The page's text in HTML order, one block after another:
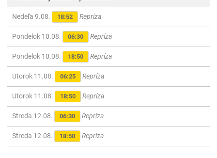
Nedeľa 9.08. 18:52 Repríza
Pondelok 10.08. 06:30 Repríza
Pondelok 10.08. 18:50 Repríza
Utorok 11.08. 06:25 Repríza
Utorok 11.08. 18:50 Repríza
Streda 12.08. 06:30 Repríza
Streda 12.08. 18:50 Repríza